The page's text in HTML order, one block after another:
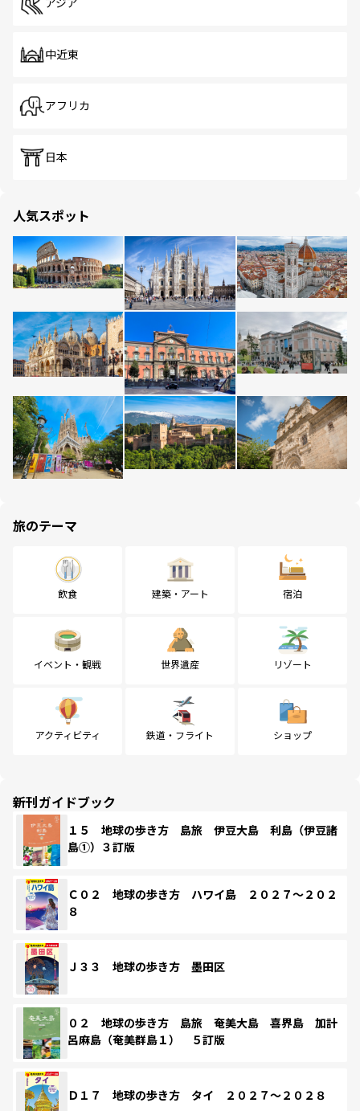
アジア
中近東
アフリカ
日本
人気スポット
旅のテーマ
飲食 建築・アート 宿泊
イベント・観戦 世界遺産 リゾート
アクティビティ 鉄道・フライト ショップ
新刊ガイドブック
１５ 地球の歩き方 島旅 伊豆大島 利島（伊豆諸
島①）３訂版
Ｃ０２ 地球の歩き方 ハワイ島 ２０２７～２０２
８
Ｊ３３ 地球の歩き方 墨田区
０２ 地球の歩き方 島旅 奄美大島 喜界島 加計
呂麻島（奄美群島１） ５訂版
Ｄ１７ 地球の歩き方 タイ ２０２７～２０２８